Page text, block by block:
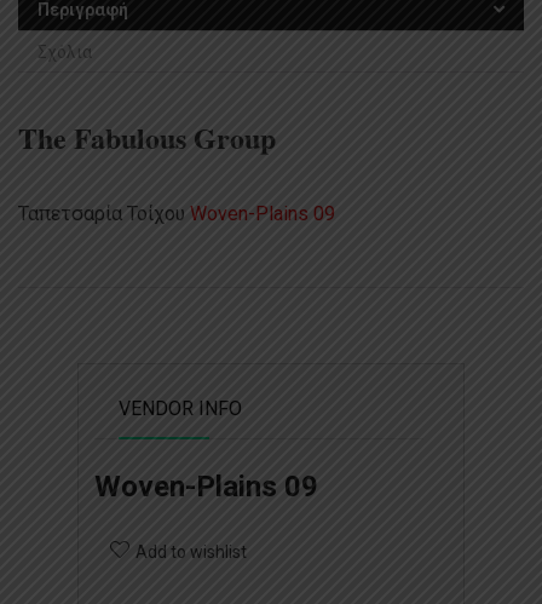
Περιγραφή
Σχόλια
The Fabulous Group
Ταπετσαρία Τοίχου Woven-Plains 09
VENDOR INFO
Woven-Plains 09
Add to wishlist